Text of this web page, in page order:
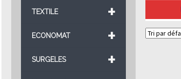
+
TEXTILE
+
ECONOMAT
+
SURGELES